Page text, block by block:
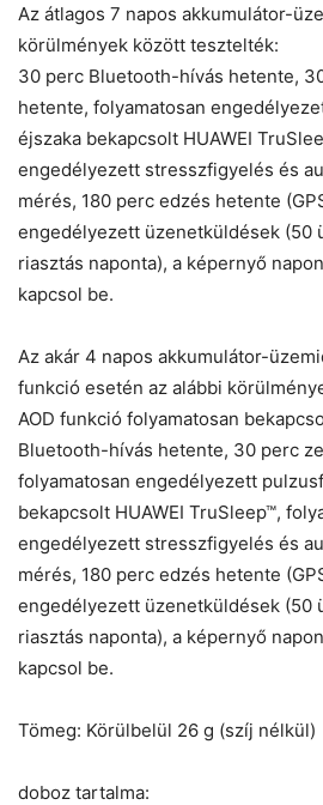
Az átlagos 7 napos akkumulátor-
körülmények között tesztelték:
30 perc Bluetooth-hívás hetente,
hetente, folyamatosan
éjszaka bekapcsolt HUAWEI
engedélyezett stresszfigyelés és
mérés, 180 perc edzés hetente
engedélyezett üzenetküldések (50
riasztás naponta), a képernyő
kapcsol be.
Az akár 4 napos akkumulátor-
funkció esetén az alábbi
AOD funkció folyamatosan
Bluetooth-hívás hetente, 30 perc
folyamatosan engedélyezett
bekapcsolt HUAWEI TruSleep™,
engedélyezett stresszfigyelés és
mérés, 180 perc edzés hetente
engedélyezett üzenetküldések (50
riasztás naponta), a képernyő
kapcsol be.
Tömeg: Körülbelül 26 g (szíj nélkül)
doboz tartalma: